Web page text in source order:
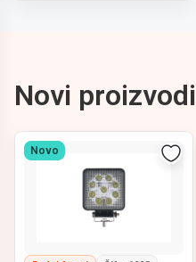
Novi proizvodi
Novo